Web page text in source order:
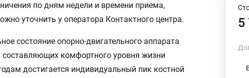
по дням недели и времени приема,
уточнить у оператора Контактного центра.
состояние опорно-двигательного аппарата
составляющих комфортного уровня жизни
достигается индивидуальный пик костной
5